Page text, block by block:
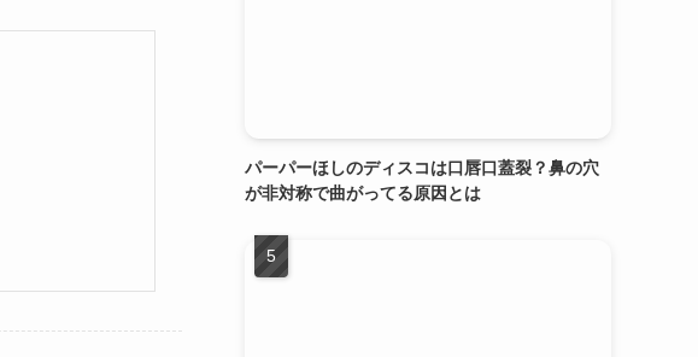
パーパーほしのディスコは口唇口蓋裂？鼻の穴
が非対称で曲がってる原因とは